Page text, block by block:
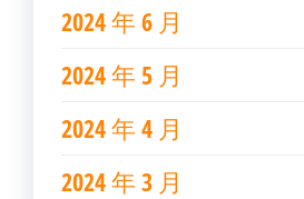
2024 年 6 月
2024 年 5 月
2024 年 4 月
2024 年 3 月